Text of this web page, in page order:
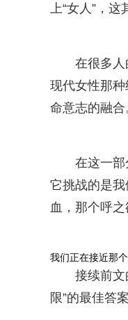
上“女人”，这
在很多
现代女性那
命意志的融
在这一部
它挑战的是
血，那个呼之
我们正在接近那
接续前
限”的最佳答